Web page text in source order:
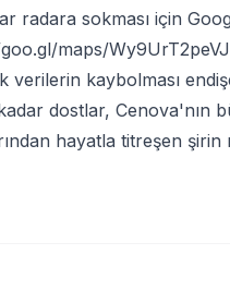
radara sokması için
maps/
verilerin kaybolması
dostlar, Cenova'nın
hayatla titreşen